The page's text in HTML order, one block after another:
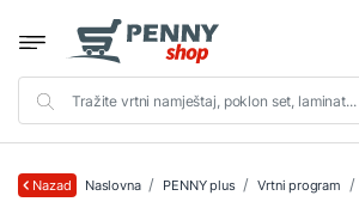
Nazad Naslovna PENNY plus Vrtni program